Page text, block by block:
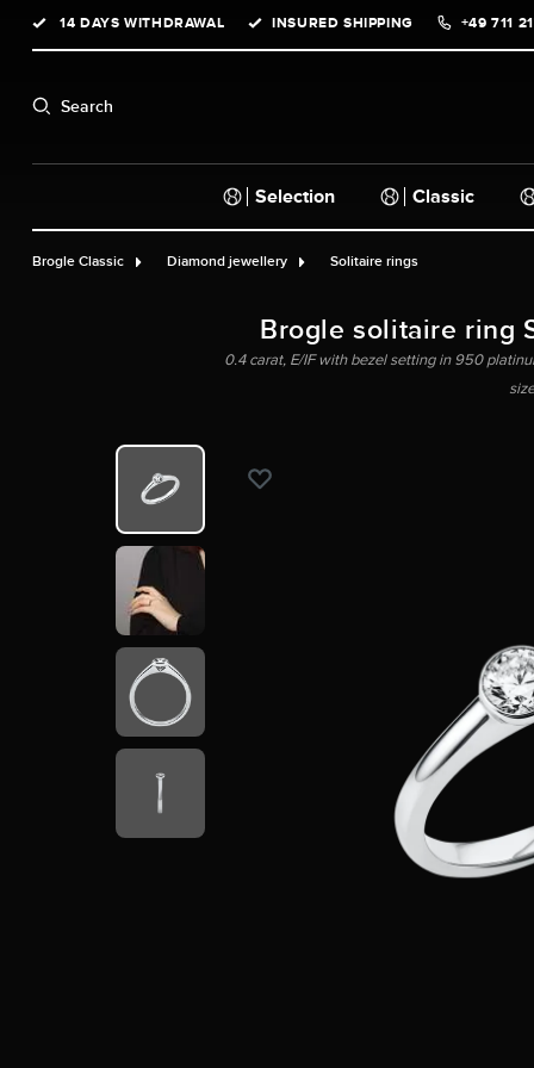
Skip to main navigation
14 DAYS WITHDRAWAL INSURED SHIPPING +49 711
Search
Selection Classic
Brogle Classic Diamond jewellery Solitaire rings
Brogle solitaire ring
0.4 carat, E/IF with bezel setting in 950